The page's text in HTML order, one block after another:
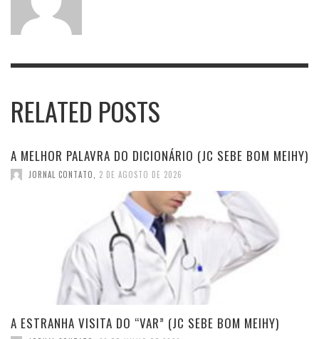
RELATED POSTS
A MELHOR PALAVRA DO DICIONÁRIO (JC SEBE BOM MEIHY)
JORNAL CONTATO 2 DE AGOSTO DE 2026
A ESTRANHA VISITA DO “VAR” (JC SEBE BOM MEIHY)